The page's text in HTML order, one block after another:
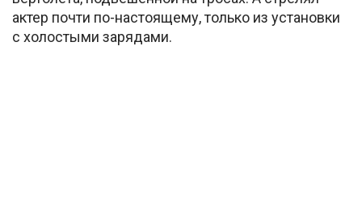
актер почти по-настоящему, только из установки
с холостыми зарядами.